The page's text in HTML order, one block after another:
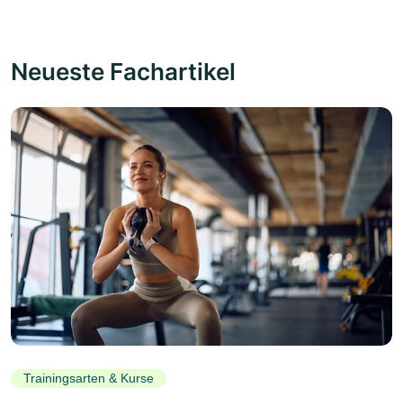
Neueste Fachartikel
Trainingsarten & Kurse